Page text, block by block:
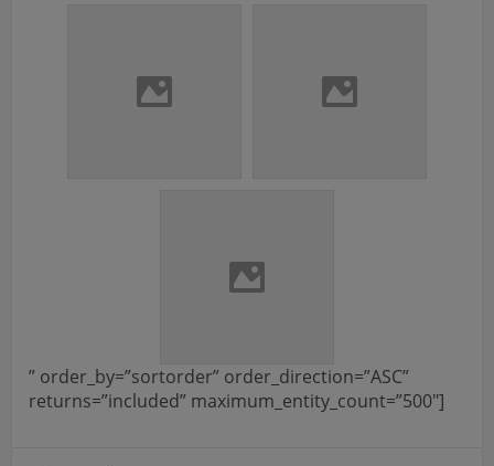
” order_by=”sortorder” order_direction=”ASC”
returns=”included” maximum_entity_count=”500″]